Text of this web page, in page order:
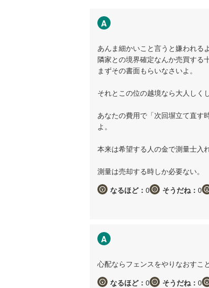
A
あんま細かいこと言うと嫌われるよ
隣家との境界確定なんか売買する
まずその書面もらいなさいよ。
それとこの位の越境なら大人しく
あなたの費用で「次回塀立て直す
よ。
本来は希望する人の金で測量士入
測量は売却する時しか必要ない。
なるほど： 0 そうだね： 0
A
心配ならフェンスをやりなおすこ
なるほど： 0 そうだね： 0